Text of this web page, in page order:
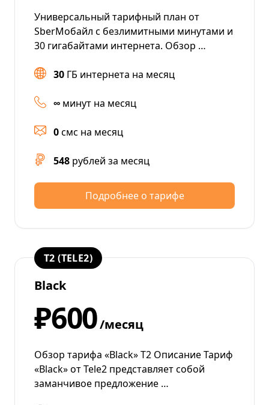
Универсальный тарифный план от
SberМобайл с безлимитными минутами и
30 гигабайтами интернета. Обзор …
30 ГБ интернета на месяц
∞ минут на месяц
0смс на месяц
548 рублей за месяц
Подробнее о тарифе
T2 (TELE2)
Black
₽600/месяц
Обзор тарифа «Black» Т2 Описание Тариф
«Black» от Tele2 представляет собой
заманчивое предложение …